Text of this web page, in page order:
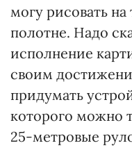
могу рисовать
полотне. Надо
исполнение
своим
придумать
которого можно
25-метровые